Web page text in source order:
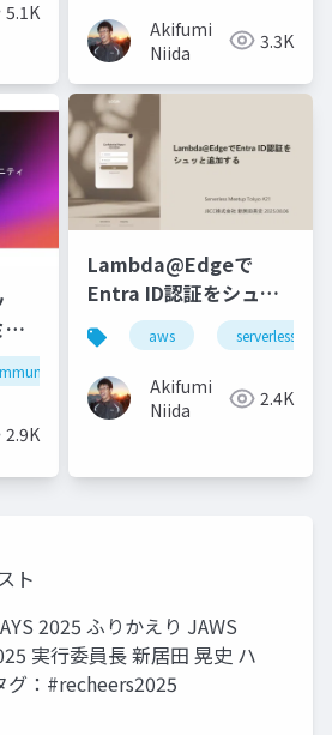
5.1K
Akifumi
Niida
3.3K
ュ
2.9K
Lambda@Edgeで
Entra ID認証をシュッ
と追加する
aws serverless
Akifumi
Niida
2.4K
ト
2025 ふりかえり JAWS
実行委員長 新居田 晃史 ハ
グ：#recheers2025